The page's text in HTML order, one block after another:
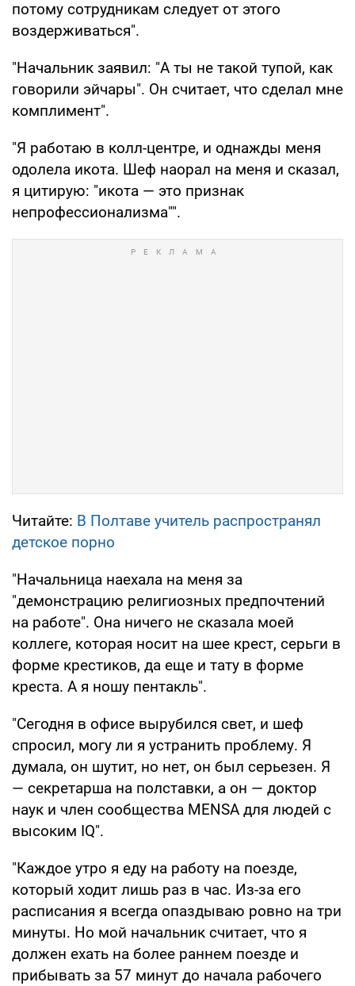
потому сотрудникам следует от этого
воздерживаться".
"Начальник заявил: "А ты не такой тупой, как
говорили эйчары". Он считает, что сделал мне
комплимент".
"Я работаю в колл-центре, и однажды меня
одолела икота. Шеф наорал на меня и сказал,
я цитирую: "икота — это признак
непрофессионализма"".
Читайте: В Полтаве учитель распространял
детское порно
"Начальница наехала на меня за
"демонстрацию религиозных предпочтений
на работе". Она ничего не сказала моей
коллеге, которая носит на шее крест, серьги в
форме крестиков, да еще и тату в форме
креста. А я ношу пентакль".
"Сегодня в офисе вырубился свет, и шеф
спросил, могу ли я устранить проблему. Я
думала, он шутит, но нет, он был серьезен. Я
— секретарша на полставки, а он — доктор
наук и член сообщества MENSA для людей с
высоким IQ".
"Каждое утро я еду на работу на поезде,
который ходит лишь раз в час. Из-за его
расписания я всегда опаздываю ровно на три
минуты. Но мой начальник считает, что я
должен ехать на более раннем поезде и
прибывать за 57 минут до начала рабочего